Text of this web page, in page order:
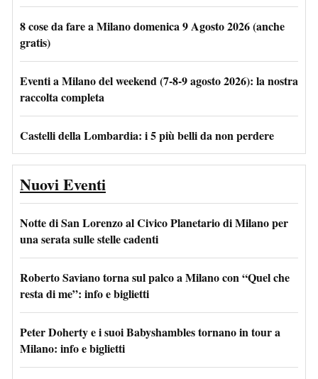
8 cose da fare a Milano domenica 9 Agosto 2026 (anche
gratis)
Eventi a Milano del weekend (7-8-9 agosto 2026): la nostra
raccolta completa
Castelli della Lombardia: i 5 più belli da non perdere
Nuovi Eventi
Notte di San Lorenzo al Civico Planetario di Milano per
una serata sulle stelle cadenti
Roberto Saviano torna sul palco a Milano con “Quel che
resta di me”: info e biglietti
Peter Doherty e i suoi Babyshambles tornano in tour a
Milano: info e biglietti